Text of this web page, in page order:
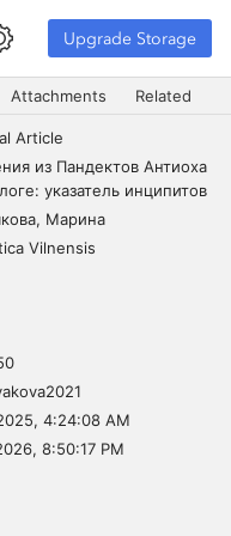
Upgrade Storage
в Прологе: указатель
Attachments Related
Article
из Пандектов Антиоха
указатель инципитов
Марина
Vilnensis
4:24:08 AM
8:50:17 PM